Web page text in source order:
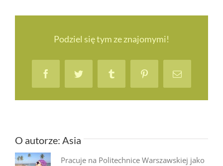
z Osaki)
Podziel się tym ze znajomymi!
FacebookTwitter Tumblr PinterestEmail
O autorze: Asia
Pracuje na Politechnice Warszawskiej jako